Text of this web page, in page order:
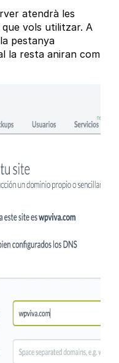
atendrà les
vols utilitzar. A
pestanya
la resta aniran com